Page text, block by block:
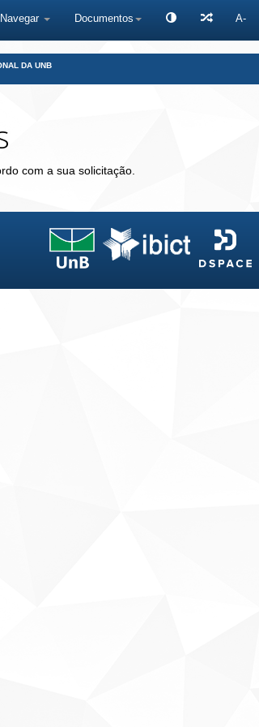
Navegar Documentos A-
DA UNB
com a sua solicitação.